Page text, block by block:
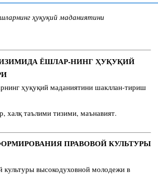
ҳуқуқий маданиятини
ЁШЛАР-НИНГ ҲУҚУҚИЙ
ҳуқуқий маданиятини шакллан-тириш
халқ таълими тизими, маънавият.
ПРАВОВОЙ КУЛЬТУРЫ
высокодуховной молодежи в